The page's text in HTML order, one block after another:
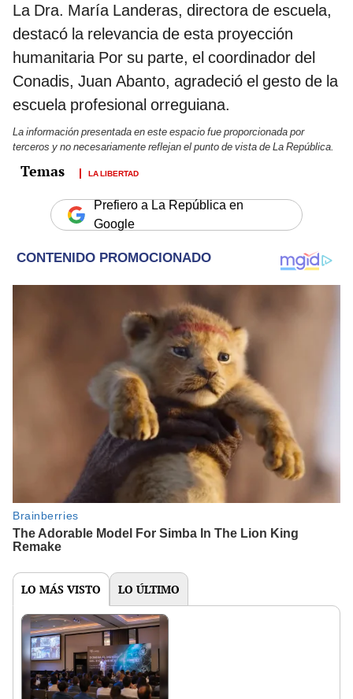
La Dra. María Landeras, directora de escuela,
destacó la relevancia de esta proyección
humanitaria Por su parte, el coordinador del
Conadis, Juan Abanto, agradeció el gesto de la
escuela profesional orreguiana.
La información presentada en este espacio fue proporcionada por
terceros y no necesariamente reflejan el punto de vista de La República.
LA LIBERTAD
Prefiero a La República en
Google
LO MÁS VISTO LO ÚLTIMO